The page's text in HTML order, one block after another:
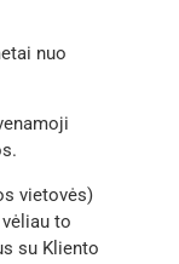
nuo
vietovės)
to
su Kliento